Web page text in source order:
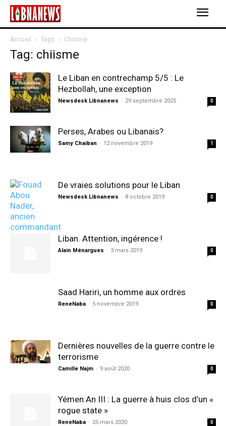
Accueil Tags Chiisme
Tag: chiisme
Le Liban en contrechamp 5/5 : Le
Hezbollah, une exception
Newsdesk Libnanews - 29 septembre 2025 0
Perses, Arabes ou Libanais?
Samy Chaiban - 12 novembre 2019 1
De vraies solutions pour le Liban
Newsdesk Libnanews - 8 octobre 2019 0
Liban. Attention, ingérence !
Alain Ménargues - 3 mars 2019 0
Saad Hariri, un homme aux ordres
ReneNaba - 5 novembre 2019 0
Dernières nouvelles de la guerre contre le
terrorisme
Camille Najm - 9 août 2020 0
Yémen An III : La guerre à huis clos d’un «
rogue state »
ReneNaba - 25 mars 2020 0